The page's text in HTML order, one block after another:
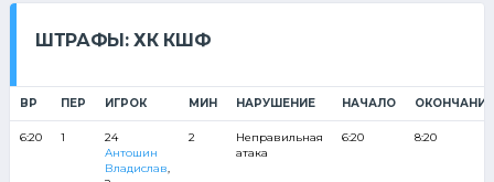
ШТРАФЫ: ХК КШФ
ВР ПЕР ИГРОК МИН НАРУШЕНИЕ НАЧАЛО ОКОНЧАНИЕ
6:20 1
24
Антошин
Владислав,
2
Неправильная
атака
6:20 8:20